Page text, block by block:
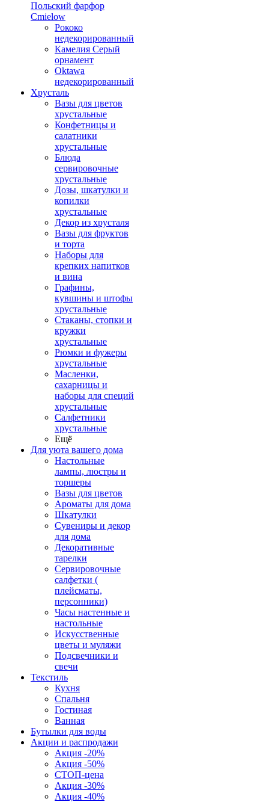
Польский фарфор
Сmielow
Рококо
недекорированный
Камелия Серый
орнамент
Oktawa
недекорированный
Хрусталь
Вазы для цветов
хрустальные
Конфетницы и
салатники
хрустальные
Блюда
сервировочные
хрустальные
Дозы, шкатулки и
копилки
хрустальные
Декор из хрусталя
Вазы для фруктов
и торта
Наборы для
крепких напитков
и вина
Графины,
кувшины и штофы
хрустальные
Стаканы, стопки и
кружки
хрустальные
Рюмки и фужеры
хрустальные
Масленки,
сахарницы и
наборы для специй
хрустальные
Салфетники
хрустальные
Ещё
Для уюта вашего дома
Настольные
лампы, люстры и
торшеры
Вазы для цветов
Ароматы для дома
Шкатулки
Сувениры и декор
для дома
Декоративные
тарелки
Сервировочные
салфетки (
плейсматы,
персонники)
Часы настенные и
настольные
Искусственные
цветы и муляжи
Подсвечники и
свечи
Текстиль
Кухня
Спальня
Гостиная
Ванная
Бутылки для воды
Акции и распродажи
Акция -20%
Акция -50%
СТОП-цена
Акция -30%
Акция -40%